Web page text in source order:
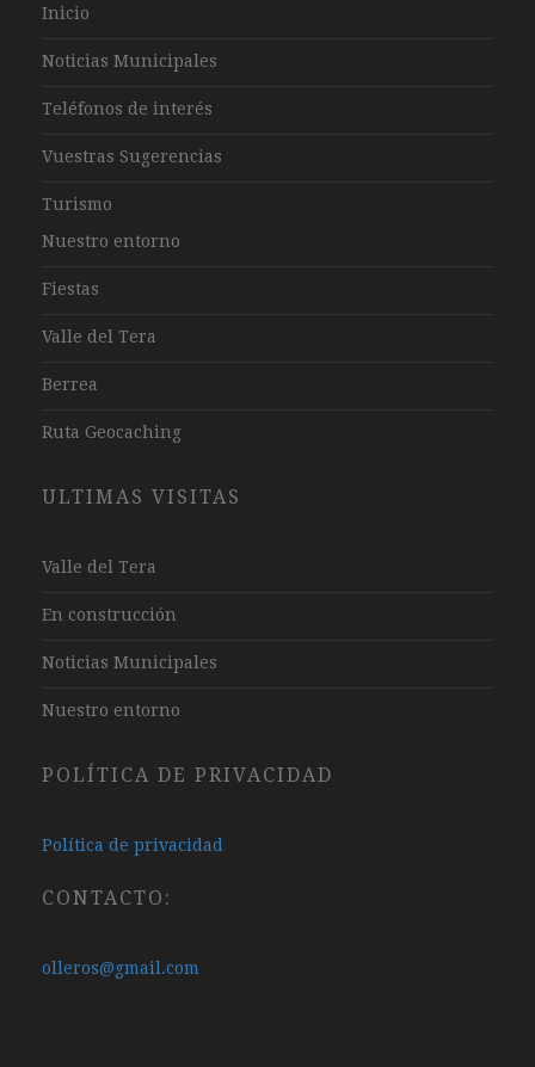
Inicio
Noticias Municipales
Teléfonos de interés
Vuestras Sugerencias
Turismo
Nuestro entorno
Fiestas
Valle del Tera
Berrea
Ruta Geocaching
ULTIMAS VISITAS
Valle del Tera
En construcción
Noticias Municipales
Nuestro entorno
POLÍTICA DE PRIVACIDAD
Política de privacidad
CONTACTO:
olleros@gmail.com